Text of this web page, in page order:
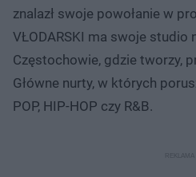
znalazł swoje powołanie w
VŁODARSKI ma swoje studio
Częstochowie, gdzie tworzy,
Główne nurty, w których
POP, HIP-HOP czy R&B.